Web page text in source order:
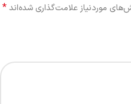
موردنیاز علامت‌گذاری شده‌اند*